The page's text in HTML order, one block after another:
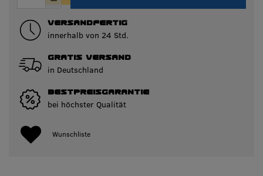
VERSANDFERTIG
innerhalb von 24 Std.
GRATIS VERSAND
in Deutschland
BESTPREISGARANTIE
bei höchster Qualität
Wunschliste